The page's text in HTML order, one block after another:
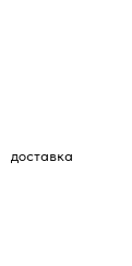
доставка